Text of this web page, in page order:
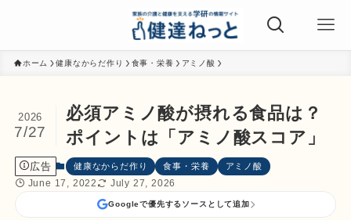
ホーム 健康なからだ作り 食事・栄養 アミノ酸
必須アミノ酸が摂れる食品は？
ポイントは「アミノ酸スコア」
2026
7/27
広告 健康なからだ作り 食事・栄養 アミノ酸
June 17, 2022 July 27, 2026
Googleで優先するソースとして追加